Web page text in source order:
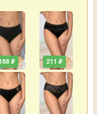
₽ 211 ₽